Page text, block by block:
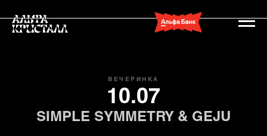
ВЕЧЕРИНКА
10.07
SIMPLE SYMMETRY & GEJU